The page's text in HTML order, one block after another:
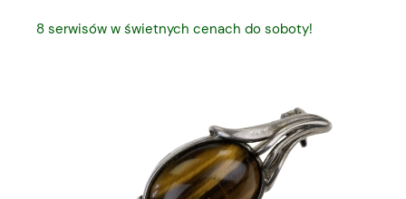
8 serwisów w świetnych cenach do soboty!